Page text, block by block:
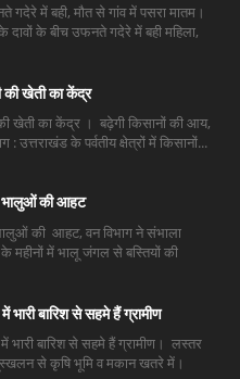
गदेरे में बही, मौत से गांव में पसरा मातम।
दावों के बीच उफनते गदेरे में बही महिला,
की खेती का केंद्र
खेती का केंद्र । बढ़ेगी किसानों की आय,
उत्तराखंड के पर्वतीय क्षेत्रों में किसानों...
भालुओं की आहट
की आहट, वन विभाग ने संभाला
के महीनों में भालू जंगल से बस्तियों की
भारी बारिश से सहमे हैं ग्रामीण
में भारी बारिश से सहमे हैं ग्रामीण। लस्तर
से कृषि भूमि व मकान खतरे में।